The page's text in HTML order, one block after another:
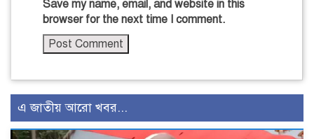
Save my name, email, and website in this
browser for the next time I comment.
এ জাতীয় আরো খবর...